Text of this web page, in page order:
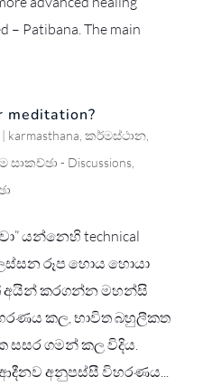
– Patibana. The main
meditation?
karmasthana කර්මස්ථාන,
සාකච්ඡා - Discussions,
යන්නෙහි technical
ලස්සන රූප හොය හොයා
අයින් කරගන්න මහන්සි
කල, භාවිත බහුලීකත
සසර ගමන් කල විදිය.
අනුපස්සී විහරණය...